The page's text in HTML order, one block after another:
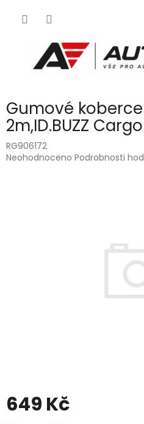
Gumové koberce
2m,ID.BUZZ
RG906172
Průměrné
Neohodnoceno Podrobnosti
649 Kč